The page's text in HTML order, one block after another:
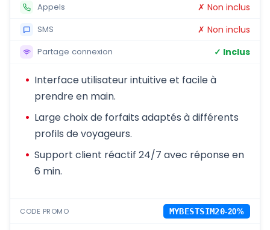
Appels ✗ Non inclus
SMS ✗ Non inclus
Partage connexion ✓ Inclus
Interface utilisateur intuitive et facile à
prendre en main.
Large choix de forfaits adaptés à différents
profils de voyageurs.
Support client réactif 24/7 avec réponse en
6 min.
CODE PROMO MYBESTSIM20-20%